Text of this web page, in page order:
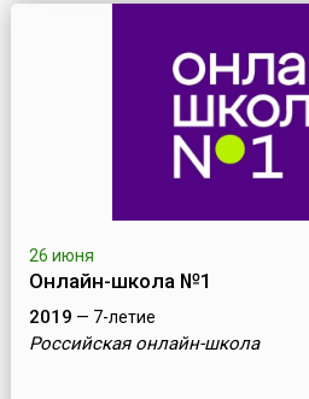
26 июня
Онлайн-школа №1
2019 — 7-летие
Российская онлайн-школа